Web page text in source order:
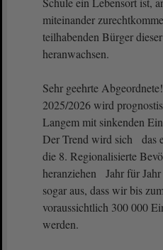
miteinander
teilhabenden Bürger
heranwachsen.
Sehr geehrte
2025/2026 wird
Langem mit sinkenden
Der Trend wird sich das
die 8. Regionalisierte
heranziehen Jahr für Jahr
sogar aus, dass wir bis
voraussichtlich 300 000
werden.